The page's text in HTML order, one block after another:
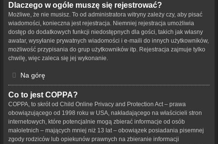
Dlaczego w ogóle muszę się rejestrować?
Możliwe, że nie musisz. To od administratora witryny zależy czy, aby pisać
wiadomości, konieczna jest rejestracja. Niemniej rejestracja umożliwia
dostęp do dodatkowych funkcji niedostępnych dla gości, takich jak własny
awatar, wysyłanie prywatnych wiadomości i e-maili do innych użytkowników,
możliwość przypisania do grup użytkowników itp. Rejestracja zajmuje tylko
chwilę, więc zaleca się jej wykonanie.
Na górę
Co to jest COPPA?
COPPA, to skrót od Child Online Privacy and Protection Act – prawa
obowiązującego od 1998 roku w USA, nakładającego na właścicieli stron
internetowych, które potencjalnie mogą zbierać informacje od osób
małoletnich – mających mniej niż 13 lat – obowiązek posiadania pisemnej
zgody rodziców lub opiekunów prawnych na zbieranie informacji